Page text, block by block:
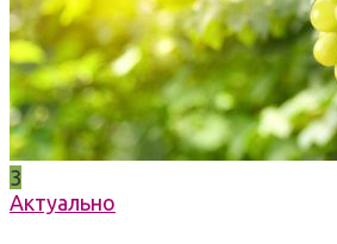
3
Актуально